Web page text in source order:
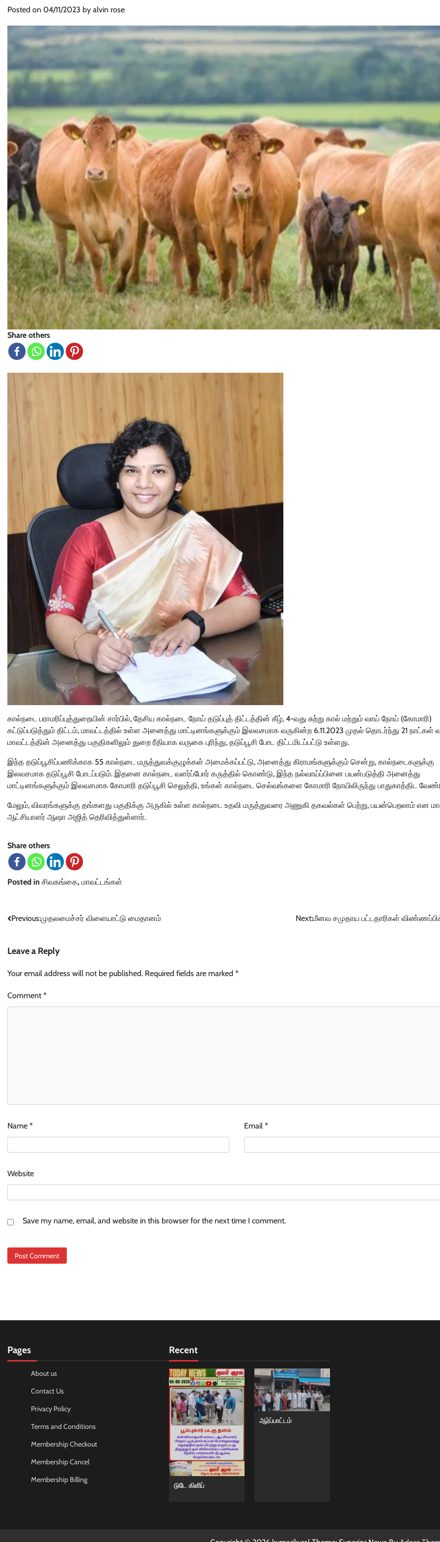
Posted on 04/11/2023 by alvin rose
Share others
கால்நடை பராமரிப்புத்துறையின் சார்பில், தேசிய கால்நடை நோய் தடுப்புத் திட்டத்தின் கீழ், 4-வது சுற்று கால் மற்றும் வாய் நோய் (கோமாரி)
கட்டுப்படுத்தும் திட்டம், மாவட்டத்தில் உள்ள அனைத்து மாட்டினங்களுக்கும் இலவசமாக வருகின்ற 6.11.2023 முதல் தொடர்ந்து 21 நாட்கள்
மாவட்டத்தின் அனைத்து பகுதிகளிலும் துறை ரீதியாக வருகை புரிந்து, தடுப்பூசி போட திட்டமிடப்பட்டு உள்ளது.
இந்த தடுப்பூசிப்பணிக்காக 55 கால்நடை மருத்துவக்குழுக்கள் அமைக்கப்பட்டு, அனைத்து கிராமங்களுக்கும் சென்று, கால்நடைகளுக்கு
இலவசமாக தடுப்பூசி போடப்படும். இதனை கால்நடை வளர்ப்போர் கருத்தில் கொண்டு, இந்த நல்வாய்ப்பினை பயன்படுத்தி அனைத்து
மாட்டினங்களுக்கும் இலவசமாக கோமாரி தடுப்பூசி செலுத்தி, உங்கள் கால்நடை செல்வங்களை கோமாரி நோயிலிருந்து பாதுகாத்திட
மேலும், விவரங்களுக்கு தங்களது பகுதிக்கு அருகில் உள்ள கால்நடை உதவி மருத்துவரை அணுகி தகவல்கள் பெற்று, பயன்பெறலாம் என
ஆட்சியாளர் ஆஷா அஜித் தெரிவித்துள்ளார்.
Share others
Posted in சிவகங்கை, மாவட்டங்கள்
Post
Previous:முதலமைச்சர் விளையாட்டு மைதானம் Next:மீனவ சமுதாய பட்டதாரிகள்
Leave a Reply
Your email address will not be published. Required fields are marked *
Comment*
Name * Email*
Website
Save my name, email, and website in this browser for the next time I comment.
Pages
About us
Contact Us
Privacy Policy
Terms and Conditions
Membership Checkout
Membership Cancel
Membership Billing
Recent
டுடே கிளிப்
ஆர்ப்பாட்டம்